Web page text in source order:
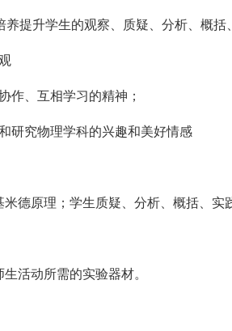
养提升学生的观察、质疑、分析、概括
作、互相学习的精神；
研究物理学科的兴趣和美好情感
米德原理；学生质疑、分析、概括、实
活动所需的实验器材。